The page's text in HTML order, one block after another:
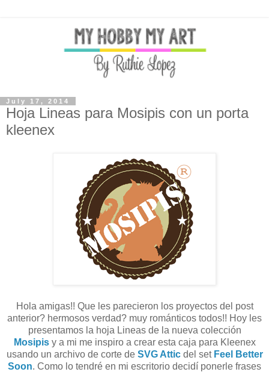
July 17, 2014
Hoja Lineas para Mosipis con un porta
kleenex
Hola amigas!! Que les parecieron los proyectos del post
anterior? hermosos verdad? muy románticos todos!! Hoy les
presentamos la hoja Lineas de la nueva colección
Mosipisy a mi me inspiro a crear esta caja para Kleenex
usando un archivo de corte de SVG Atticdel set Feel Better
Soon. Como lo tendré en mi escritorio decidí ponerle frases